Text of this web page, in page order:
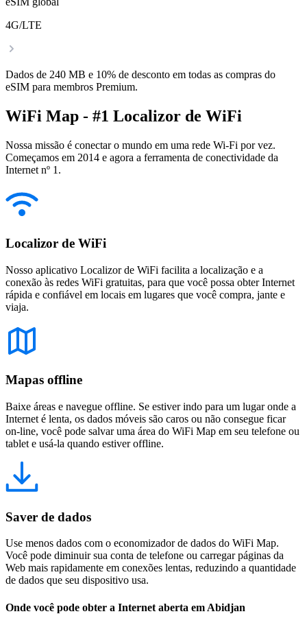
4G/LTE
Dados de 240 MB e 10% de desconto em todas as compras do
eSIM para membros Premium.
WiFi Map - #1 Localizor de WiFi
Nossa missão é conectar o mundo em uma rede Wi-Fi por vez.
Começamos em 2014 e agora a ferramenta de conectividade da
Internet nº 1.
Localizor de WiFi
Nosso aplicativo Localizor de WiFi facilita a localização e a
conexão às redes WiFi gratuitas, para que você possa obter Internet
rápida e confiável em locais em lugares que você compra, jante e
viaja.
Mapas offline
Baixe áreas e navegue offline. Se estiver indo para um lugar onde a
Internet é lenta, os dados móveis são caros ou não consegue ficar
on-line, você pode salvar uma área do WiFi Map em seu telefone ou
tablet e usá-la quando estiver offline.
Saver de dados
Use menos dados com o economizador de dados do WiFi Map.
Você pode diminuir sua conta de telefone ou carregar páginas da
Web mais rapidamente em conexões lentas, reduzindo a quantidade
de dados que seu dispositivo usa.
Onde você pode obter a Internet aberta em Abidjan